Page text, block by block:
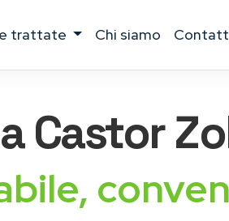
trattate chi siamo
Castor